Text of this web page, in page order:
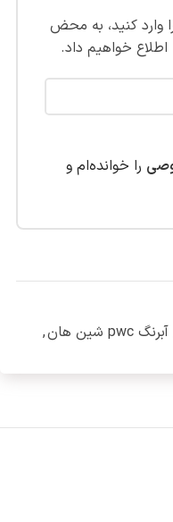
وارد کنید، به محض
اطلاع خواهیم داد.
را خوانده‌ام و
آبرنگ pwc شین هان
,